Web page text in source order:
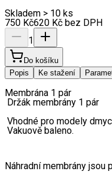
Skladem > 10 ks
750 Kč620 Kč bez DPH
1
Do košíku
Popis
Ke stažení
Membrána 1 pár
Držák membrány 1 pár
Vhodné pro modely
Vakuově baleno.
Náhradní membrány jsou